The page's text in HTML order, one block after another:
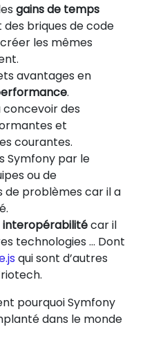
gains de temps
briques de code
les mêmes
avantages en
.
des
et
courantes.
Symfony par le
ou de
de problèmes car il a
interopérabilitécar il
technologies … Dont
qui sont d’autres
pourquoi Symfony
dans le monde